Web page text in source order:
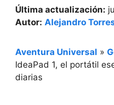
Última actualización:
Autor: Alejandro
Aventura Universal »
IdeaPad 1, el portátil
diarias